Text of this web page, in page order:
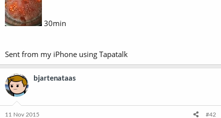
30min
Sent from my iPhone using Tapatalk
bjartenataas
11 Nov 2015 #42